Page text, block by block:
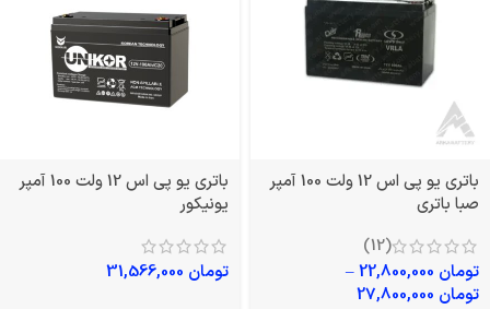
باتری یو پی اس 12 ولت 100 آمپر
صبا باتری
(12)
تومان
–
تومان
باتری یو پی اس 12 ولت 100 آمپر
یونیکور
تومان